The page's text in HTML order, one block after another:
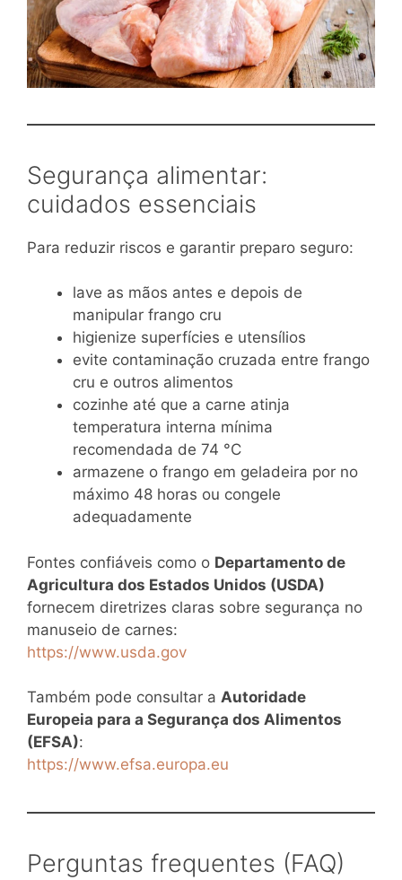
Segurança alimentar:
cuidados essenciais
Para reduzir riscos e garantir preparo seguro:
lave as mãos antes e depois de
manipular frango cru
higienize superfícies e utensílios
evite contaminação cruzada entre frango
cru e outros alimentos
cozinhe até que a carne atinja
temperatura interna mínima
recomendada de 74 °C
armazene o frango em geladeira por no
máximo 48 horas ou congele
adequadamente
Fontes confiáveis como o Departamento de
Agricultura dos Estados Unidos (USDA)
fornecem diretrizes claras sobre segurança no
manuseio de carnes:
https://www.usda.gov
Também pode consultar a Autoridade
Europeia para a Segurança dos Alimentos
(EFSA):
https://www.efsa.europa.eu
Perguntas frequentes (FAQ)